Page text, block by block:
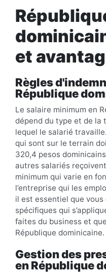
et
Règles
République
Le salaire minimum en
dépend du type et de la
lequel le salarié
qui sont sur le terrain
320,4 pesos
autres salariés
minimum qui varie en
l’entreprise qui les
il est essentiel que
spécifiques qui
faites du business et
République dominicaine.
Gestion des
en République